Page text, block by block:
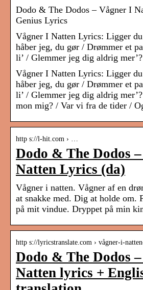
Dodo & The Dodos – Vågner I
Genius Lyrics
Vågner I Natten Lyrics: Ligger
håber jeg, du gør / Drømmer et
li’ / Glemmer jeg dig aldrig mer’?
Vågner I Natten Lyrics: Ligger
håber jeg, du gør / Drømmer et
li’ / Glemmer jeg dig aldrig
mon mig? / Var vi fra de tider /
http s://l-hit.com › …
Dodo & The Dodos
Natten Lyrics (da)
Vågner i natten. Vågner af en
at snakke med. Dig at holde om.
på mit vindue. Dryppet på min
http s://lyricstranslate.com › vågner-i-
Dodo & The Dodos
Natten lyrics +